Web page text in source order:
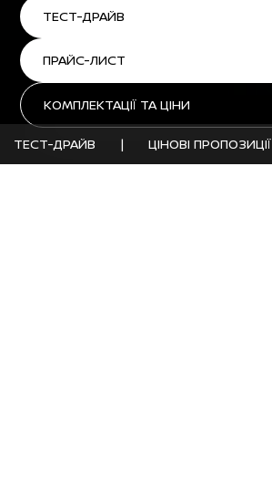
ТЕСТ-ДРАЙВ
ПРАЙС-ЛИСТ
КОМПЛЕКТАЦІЇ ТА ЦІНИ
ТЕСТ-ДРАЙВ | ЦІНОВІ ПРОПОЗИЦІЇ